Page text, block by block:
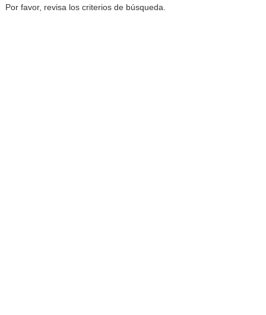
Por favor, revisa los criterios de búsqueda.